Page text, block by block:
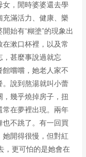
女，閒時婆婆還去學
充滿活力、健康、樂
始有“糊塗”的現象出
漱口杯裡，以及常
，甚麼事說過就忘
嚐嚐，她老人家不
。說到熬湯就叫小蕾
幾乎燒掉房子，扭
常在夢裡出現。兩年
不跳了。有一回買
開得很慢，但對紅
，更可怕的是她會在